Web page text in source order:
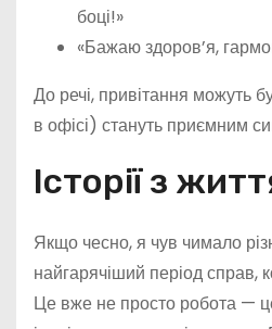
боці!»
«Бажаю здоров’я,
До речі, привітання можуть
в офісі) стануть приємним
Історії з
Якщо чесно, я чув чимало
найгарячіший період справ,
Це вже не просто робота —